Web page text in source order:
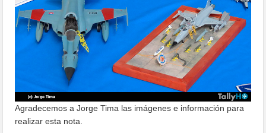
Agradecemos a Jorge Tima las imágenes e información para
realizar esta nota.